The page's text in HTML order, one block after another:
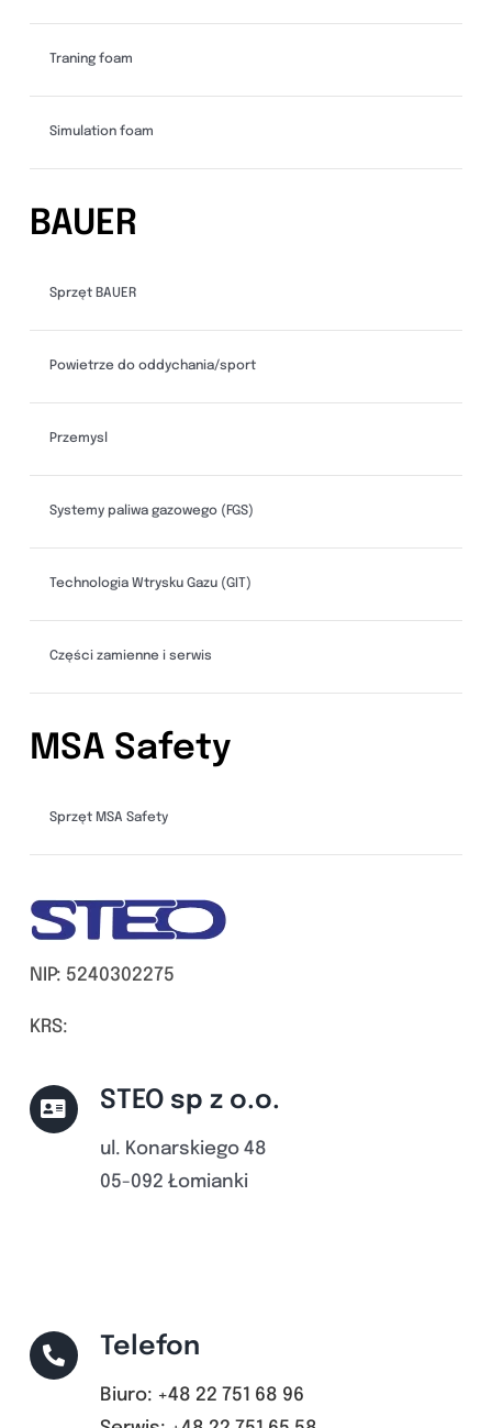
Traning foam
Simulation foam
BAUER
Sprzęt BAUER
Powietrze do oddychania/sport
Przemysl
Systemy paliwa gazowego (FGS)
Technologia Wtrysku Gazu (GIT)
Części zamienne i serwis
MSA Safety
Sprzęt MSA Safety
NIP: 5240302275
KRS:
STEO sp z o.o.
ul. Konarskiego 48
05-092 Łomianki
Telefon
Biuro: +48 22 751 68 96